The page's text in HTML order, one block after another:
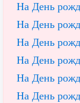
На День
На День
На День
На День
На День
На День